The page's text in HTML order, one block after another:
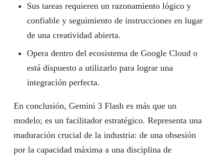
Sus tareas requieren un razonamiento lógico y
confiable y seguimiento de instrucciones en lugar
de una creatividad abierta.
Opera dentro del ecosistema de Google Cloud o
está dispuesto a utilizarlo para lograr una
integración perfecta.
En conclusión, Gemini 3 Flash es más que un
modelo; es un facilitador estratégico. Representa una
maduración crucial de la industria: de una obsesión
por la capacidad máxima a una disciplina de